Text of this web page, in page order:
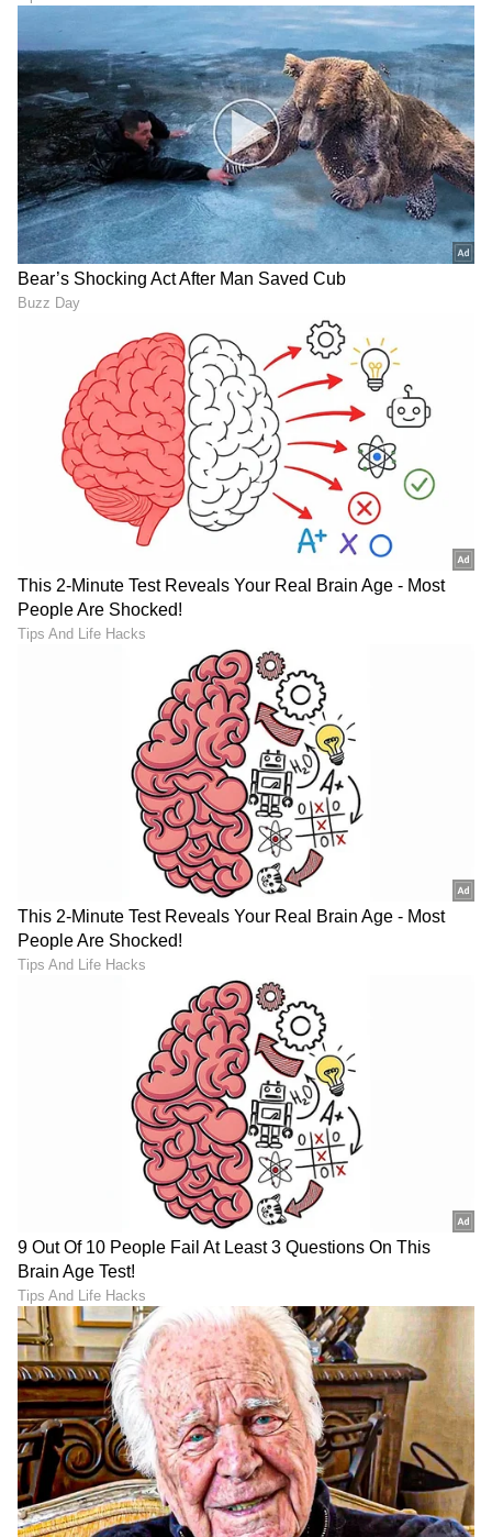
"ರಾಜಕೀಯ ಬೇಡ, ಸಿನಿಮಾನೇ ಪ್ರಾಣ":
ಕನಕೋತ್ಸವದಲ್ಲಿ ರಿಷಬ್ ಶೆಟ್ಟಿ | Rishab
Shetty speech | Suvarna News
ಶೇ.50 ರಿಂದ ಶೇ.18 ಕ್ಕೆ TAX ಇಳಿಕೆ: ಮೋದಿ-
ಟ್ರಂಪ್ ಐತಿಹಾಸಿಕ ಒಪ್ಪಂದ | India US
Trade Deal | Party Rounds